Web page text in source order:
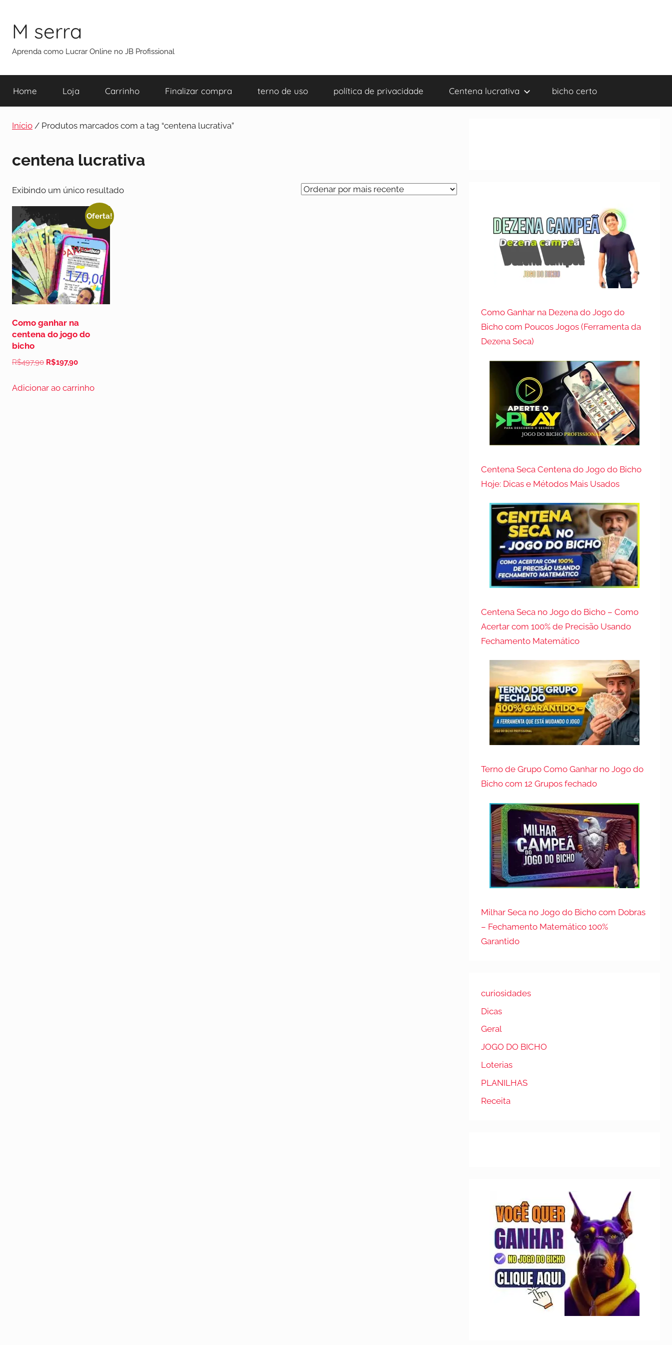
M serra
Aprenda como Lucrar Online no JB Profissional
Home Loja Carrinho Finalizar compra terno de uso política de privacidade Centena lucrativa bicho certo
Início / Produtos marcados com a tag “centena lucrativa”
centena lucrativa
Exibindo um único resultado
Oferta!
Como ganhar na
centena do jogo do
bicho
R$497,90 R$197,90
Adicionar ao carrinho
Como Ganhar na Dezena do Jogo do
Bicho com Poucos Jogos (Ferramenta da
Dezena Seca)
Centena Seca Centena do Jogo do Bicho
Hoje: Dicas e Métodos Mais Usados
Centena Seca no Jogo do Bicho – Como
Acertar com 100% de Precisão Usando
Fechamento Matemático
Terno de Grupo Como Ganhar no Jogo do
Bicho com 12 Grupos fechado
Milhar Seca no Jogo do Bicho com Dobras
– Fechamento Matemático 100%
Garantido
curiosidades
Dicas
Geral
JOGO DO BICHO
Loterias
PLANILHAS
Receita